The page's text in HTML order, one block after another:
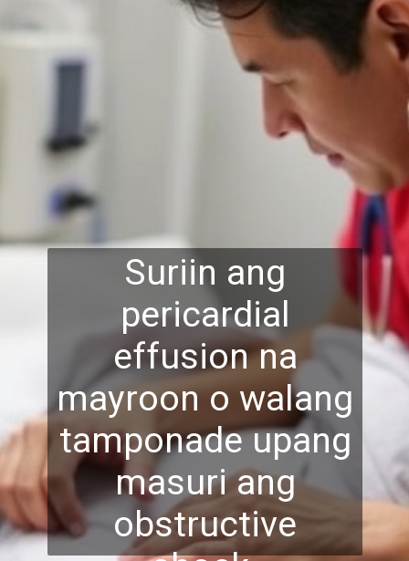
Suriin ang
pericardial
effusion na
mayroon o walang
tamponade upang
masuri ang
obstructive